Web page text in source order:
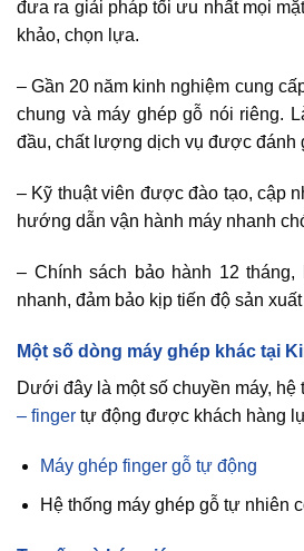
đưa ra giải pháp tối ưu nhất mọi
khảo, chọn lựa.
– Gần 20 năm kinh nghiệm cung
chung và máy ghép gỗ nói riêng.
đầu, chất lượng dịch vụ được đánh
– Kỹ thuật viên được đào tạo, cập
hướng dẫn vận hành máy nhanh
– Chính sách bảo hành 12
nhanh, đảm bảo kịp tiến độ sản
Một số dòng máy ghép khác tại
Dưới đây là một số chuyền máy, hệ
– finger tự động được khách hàng
Máy ghép finger gỗ tự động
Hệ thống máy ghép gỗ tự nhiên